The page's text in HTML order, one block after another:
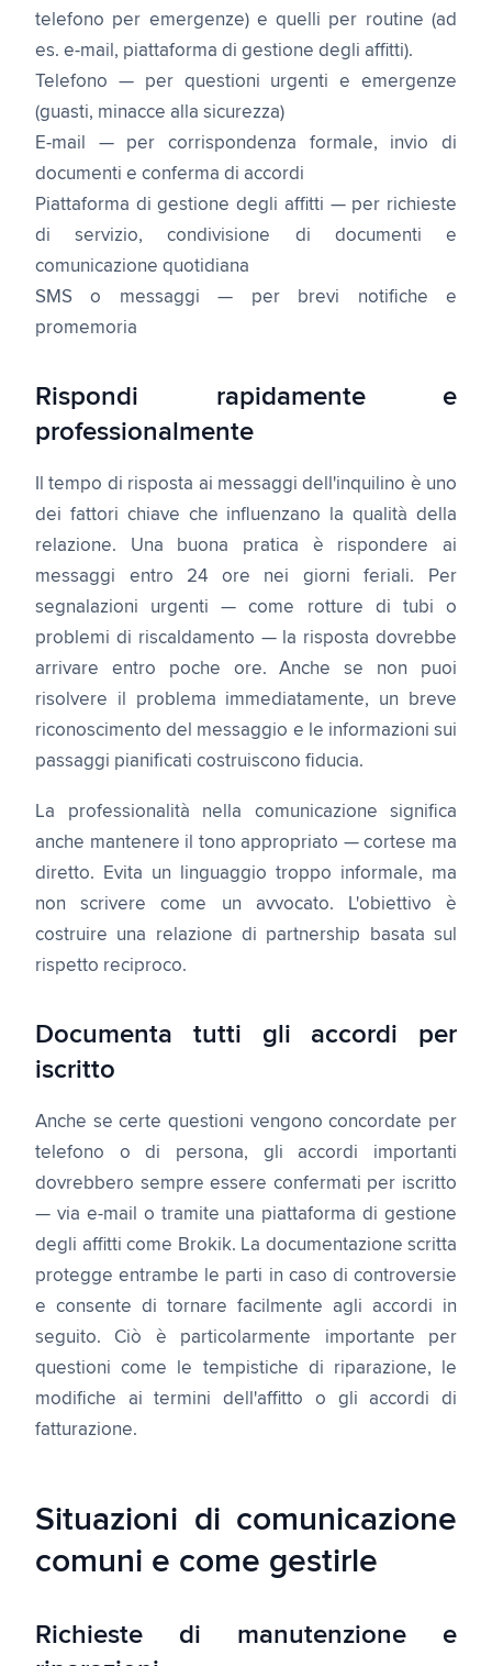
telefono per emergenze) e quelli per routine (ad
es. e-mail, piattaforma di gestione degli affitti).
Telefono — per questioni urgenti e emergenze
(guasti, minacce alla sicurezza)
E-mail — per corrispondenza formale, invio di
documenti e conferma di accordi
Piattaforma di gestione degli affitti — per richieste
di servizio, condivisione di documenti e
comunicazione quotidiana
SMS o messaggi — per brevi notifiche e
promemoria
Rispondi rapidamente e
professionalmente
Il tempo di risposta ai messaggi dell'inquilino è uno
dei fattori chiave che influenzano la qualità della
relazione. Una buona pratica è rispondere ai
messaggi entro 24 ore nei giorni feriali. Per
segnalazioni urgenti — come rotture di tubi o
problemi di riscaldamento — la risposta dovrebbe
arrivare entro poche ore. Anche se non puoi
risolvere il problema immediatamente, un breve
riconoscimento del messaggio e le informazioni sui
passaggi pianificati costruiscono fiducia.
La professionalità nella comunicazione significa
anche mantenere il tono appropriato — cortese ma
diretto. Evita un linguaggio troppo informale, ma
non scrivere come un avvocato. L'obiettivo è
costruire una relazione di partnership basata sul
rispetto reciproco.
Documenta tutti gli accordi per
iscritto
Anche se certe questioni vengono concordate per
telefono o di persona, gli accordi importanti
dovrebbero sempre essere confermati per iscritto
— via e-mail o tramite una piattaforma di gestione
degli affitti come Brokik. La documentazione scritta
protegge entrambe le parti in caso di controversie
e consente di tornare facilmente agli accordi in
seguito. Ciò è particolarmente importante per
questioni come le tempistiche di riparazione, le
modifiche ai termini dell'affitto o gli accordi di
fatturazione.
Situazioni di comunicazione
comuni e come gestirle
Richieste di manutenzione e